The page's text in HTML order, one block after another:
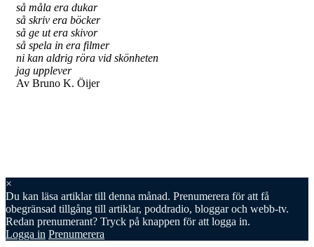
så måla era dukar
så skriv era böcker
så ge ut era skivor
så spela in era filmer
ni kan aldrig röra vid skönheten
jag upplever
Av Bruno K. Öijer
×
Du kan läsa artiklar till denna månad. Prenumerera för att få
obegränsad tillgång till artiklar, poddradio, bloggar och webb-tv.
Redan prenumerant? Tryck på knappen för att logga in.
Logga in Prenumerera